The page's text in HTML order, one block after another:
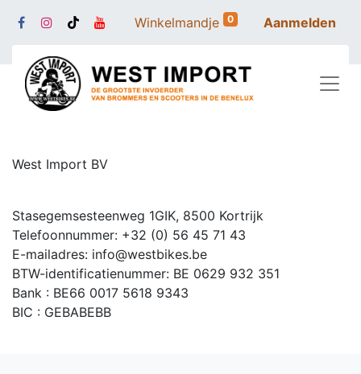
Winkelmandje 0 Aanmelden
West Import BV
Stasegemsesteenweg 1GIK, 8500 Kortrijk
Telefoonnummer: +32 (0) 56 45 71 43
E-mailadres: info@westbikes.be
BTW-identificatienummer: BE 0629 932 351
Bank : BE66 0017 5618 9343
BIC : GEBABEBB